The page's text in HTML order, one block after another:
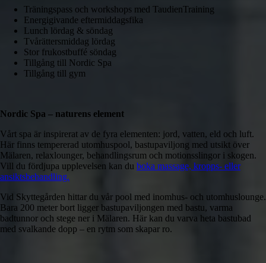
Träningspass och workshops med TaudienTraining
Energigivande eftermiddagsfika
Lunch lördag & söndag
Tvårättersmiddag lördag
Stor frukostbuffé söndag
Tillgång till Nordic Spa
Tillgång till gym
Nordic Spa – naturens element
Vårt spa är inspirerat av de fyra elementen: jord, vatten, eld och luft.
Här finns tempererad utomhuspool, bastupaviljong med utsikt över
Mälaren, relaxlounger, behandlingsrum och motionsslingor i skogen.
Vill du fördjupa upplevelsen kan du boka massage, kropps- eller
ansiktsbehandling.
Vid Skyttegården hittar du vår pool med inomhus- och utomhuslounge.
Bara 200 meter bort ligger bastupaviljongen med bastu, varma
badtunnor och stege ner i Mälaren. Här kan du varva heta bastubad
med svalkande dopp – en rytm som skapar ro.